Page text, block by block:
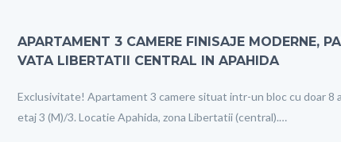
APARTAMENT 3 CAMERE FINISAJE MODERNE,
VATA LIBERTATII CENTRAL IN APAHIDA
Exclusivitate! Apartament 3 camere situat intr-un bloc cu doar 8
etaj 3 (M)/3. Locatie Apahida, zona Libertatii (central).…